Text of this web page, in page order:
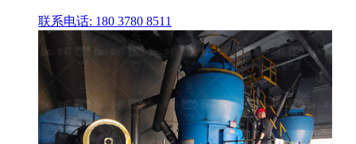
联系电话: 180 3780 8511